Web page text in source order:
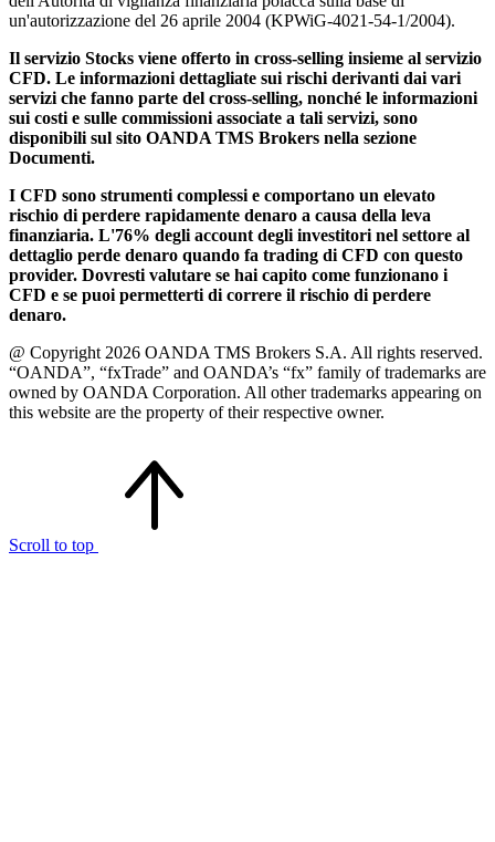
un'autorizzazione del 26 aprile 2004 (KPWiG-4021-54-1/2004).
Il servizio Stocks viene offerto in cross-selling insieme al servizio
CFD. Le informazioni dettagliate sui rischi derivanti dai vari
servizi che fanno parte del cross-selling, nonché le informazioni
sui costi e sulle commissioni associate a tali servizi, sono
disponibili sul sito OANDA TMS Brokers nella sezione
Documenti.
I CFD sono strumenti complessi e comportano un elevato
rischio di perdere rapidamente denaro a causa della leva
finanziaria. L'76% degli account degli investitori nel settore al
dettaglio perde denaro quando fa trading di CFD con questo
provider. Dovresti valutare se hai capito come funzionano i
CFD e se puoi permetterti di correre il rischio di perdere
denaro.
@ Copyright 2026 OANDA TMS Brokers S.A. All rights reserved.
“OANDA”, “fxTrade” and OANDA’s “fx” family of trademarks are
owned by OANDA Corporation. All other trademarks appearing on
this website are the property of their respective owner.
Scroll to top